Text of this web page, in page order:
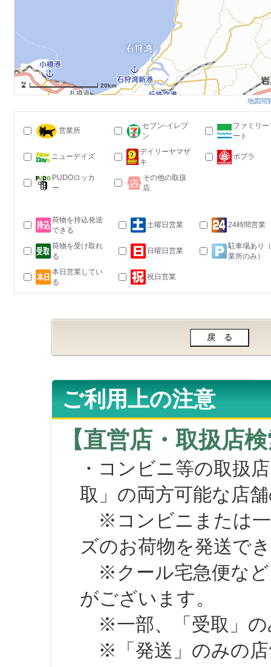
20km
地図閲
営業所
セブン-イレブ
ン
ファミリー
ート
ニューデイズ
デイリーヤマザ
キ
ポプラ
PUDOロッカ
ー
その他の取扱
店
荷物を持込発送
できる
土曜日営業 24時間営業
荷物を受け取れ
る
日曜日営業
駐車場あり
業所のみ）
本日営業してい
る
祝日営業
ご利用上の注意
【直営店・取扱店
・コンビニ等の取扱
取」の両方可能な店
※コンビニまたは一
ズのお荷物を発送で
※クール宅急便など
がございます。
※一部、「受取」の
※「発送」のみの店